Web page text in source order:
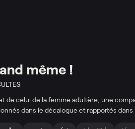
même !
de celui de la femme adultère, une
dans le décalogue et rapportés dans